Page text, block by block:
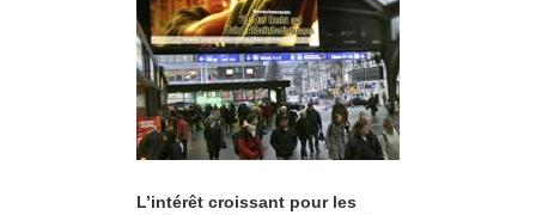
L’intérêt croissant pour les